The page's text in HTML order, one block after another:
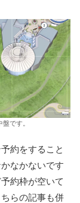
です。
約をすること
なかないです
約枠が空いて
らの記事も併